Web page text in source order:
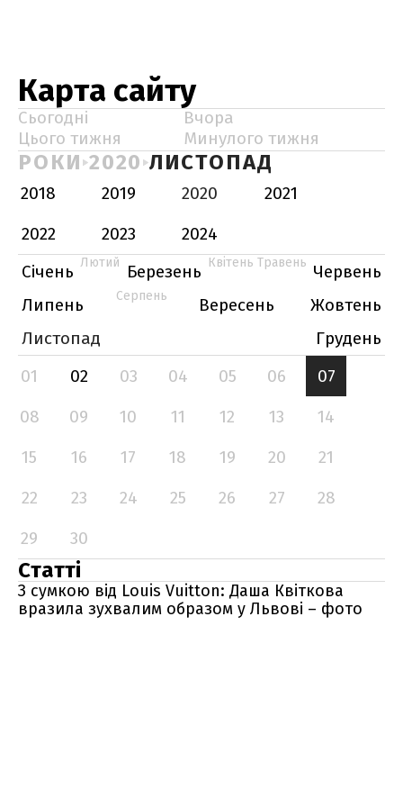
Карта сайту
Сьогодні
Вчора
Цього тижня
Минулого тижня
РОКИ 2020 ЛИСТОПАД
2018 2019 2020
2021
2022
2023
2024
Січень Лютий Березень Квітень Травень Червень
Липень
Серпень Вересень
Жовтень
Листопад
Грудень
01
02 03 04 05 06
07
08
09 10 11 12 13
14
15
16 17 18 19 20
21
22
23 24 25 26 27
28
29
30
Статті
З сумкою від Louis Vuitton: Даша Квіткова
вразила зухвалим образом у Львові – фото